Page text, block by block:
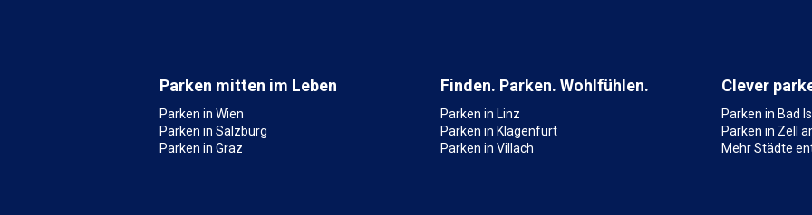
Parken mitten im Leben
Parken in Wien
Parken in Salzburg
Parken in Graz
Finden. Parken. Wohlfühlen.
Parken in Linz
Parken in Klagenfurt
Parken in Villach
Clever
Parken in Bad
Parken in Zell
Mehr Städte